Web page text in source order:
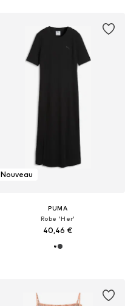
Nouveau
PUMA
Robe 'Her'
40,46 €